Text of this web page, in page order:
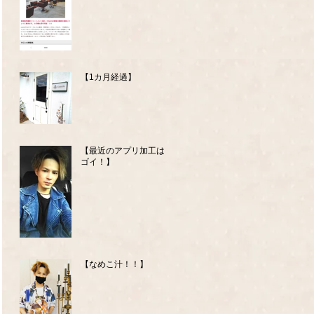
【1カ月経過】
【最近のアプリ加工はス
ゴイ！】
【なめこ汁！！】